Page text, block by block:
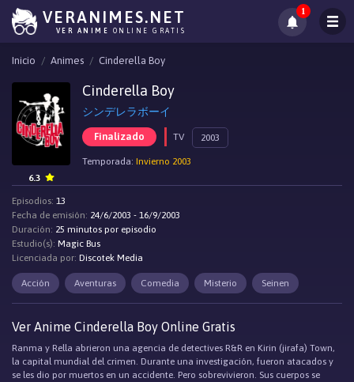
VERANIMES.NET
VER ANIME ONLINE GRATIS
1
Inicio Animes Cinderella Boy
Cinderella Boy
シンデレラボーイ
Finalizado TV 2003
Temporada: Invierno 2003
6.3
Episodios: 13
Fecha de emisión: 24/6/2003 - 16/9/2003
Duración: 25 minutos por episodio
Estudio(s): Magic Bus
Licenciada por: Discotek Media
Acción Aventuras Comedia Misterio Seinen
Ver Anime Cinderella Boy Online Gratis
Ranma y Rella abrieron una agencia de detectives R&R en Kirin (jirafa) Town,
la capital mundial del crimen. Durante una investigación, fueron atacados y
se les dio por muertos en un accidente. Pero sobrevivieron. Sus cuerpos se